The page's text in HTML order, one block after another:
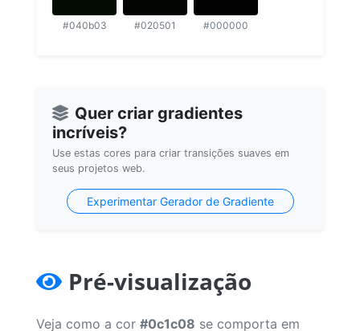
#040b03 #020501 #000000
Quer criar gradientes
incríveis?
Use estas cores para criar transições suaves em
seus projetos web.
Experimentar Gerador de Gradiente
Pré-visualização
Veja como a cor #0c1c08 se comporta em